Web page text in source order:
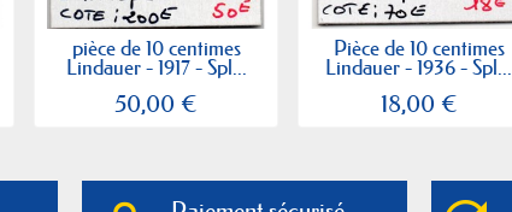
pièce de 10 centimes
Lindauer - 1917 - Spl...
50,00 €
Pièce de 10 centimes
Lindauer - 1936 - Spl...
18,00 €